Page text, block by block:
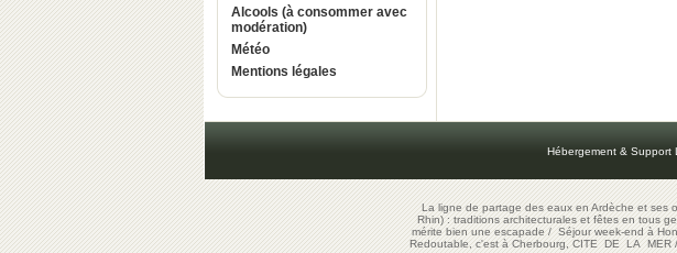
Alcools (à consommer avec
modération)
Météo
Mentions légales
Hébergement & Support
La ligne de partage des eaux en Ardèche et ses
Rhin) : traditions architecturales et fêtes en tous
mérite bien une escapade/Séjour week-end à
Redoutable, c'est à Cherbourg, CITE DE LA MER